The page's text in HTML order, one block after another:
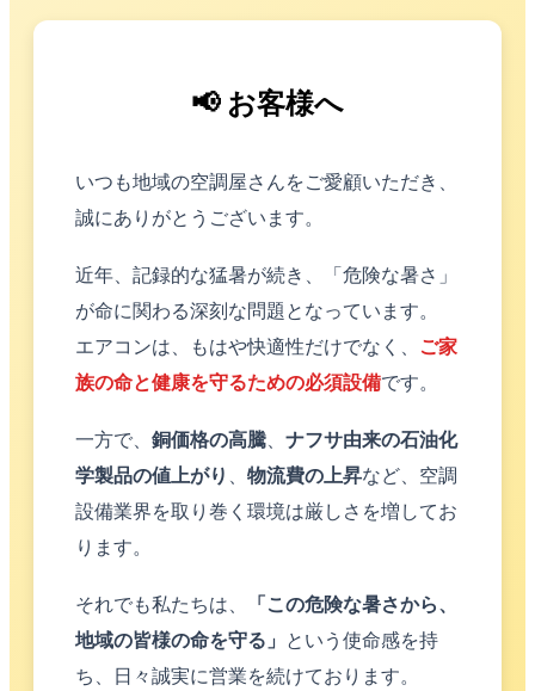
📢 お客様へ
いつも地域の空調屋さんをご愛顧いただき、
誠にありがとうございます。
近年、記録的な猛暑が続き、「危険な暑さ」
が命に関わる深刻な問題となっています。
エアコンは、もはや快適性だけでなく、
ご家
族の命と健康を守るための必須設備です。
一方で、 銅価格の高騰、 ナフサ由来の石油化
学製品の値上がり 、 物流費の上昇など、空調
設備業界を取り巻く環境は厳しさを増してお
ります。
それでも私たちは、
「この危険な暑さから、
地域の皆様の命を守る」
という使命感を持
ち、日々誠実に営業を続けております。